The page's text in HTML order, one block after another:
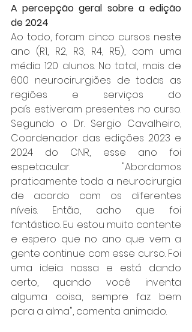
A percepção geral sobre a edição
de 2024
Ao todo, foram cinco cursos neste
ano (R1, R2, R3, R4, R5), com uma
média 120 alunos. No total, mais de
600 neurocirurgiões de todas as
regiões e serviços do
país estiveram presentes no curso.
Segundo o Dr. Sergio Cavalheiro,
Coordenador das edições 2023 e
2024 do CNR, esse ano foi
espetacular. "Abordamos
praticamente toda a neurocirurgia
de acordo com os diferentes
níveis. Então, acho que foi
fantástico. Eu estou muito contente
e espero que no ano que vem a
gente continue com esse curso. Foi
uma ideia nossa e está dando
certo, quando você inventa
alguma coisa, sempre faz bem
para a alma", comenta animado.